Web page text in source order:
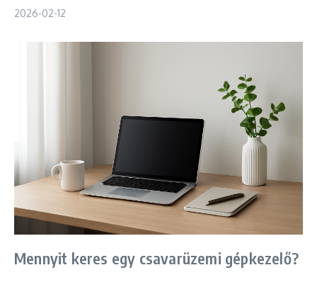
2026-02-12
Mennyit keres egy csavarüzemi gépkezelő?